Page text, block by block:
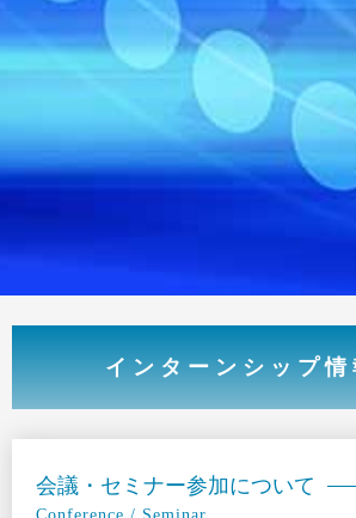
インターンシップ情
会議・セミナー参加について